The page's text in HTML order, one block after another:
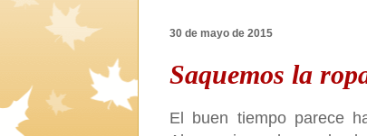
30 de mayo de 2015
Saquemos la
El buen tiempo parece